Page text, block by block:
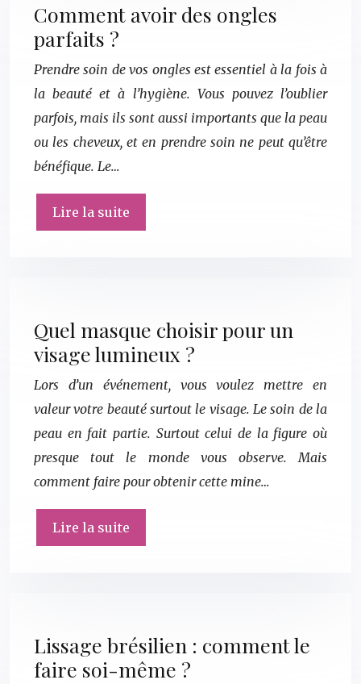
Comment avoir des ongles
parfaits ?
Prendre soin de vos ongles est essentiel à la fois à
la beauté et à l’hygiène. Vous pouvez l’oublier
parfois, mais ils sont aussi importants que la peau
ou les cheveux, et en prendre soin ne peut qu’être
bénéfique. Le…
Lire la suite
Quel masque choisir pour un
visage lumineux ?
Lors d’un événement, vous voulez mettre en
valeur votre beauté surtout le visage. Le soin de la
peau en fait partie. Surtout celui de la figure où
presque tout le monde vous observe. Mais
comment faire pour obtenir cette mine…
Lire la suite
Lissage brésilien : comment le
faire soi-même ?